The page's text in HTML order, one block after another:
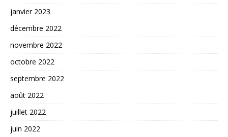
janvier 2023
décembre 2022
novembre 2022
octobre 2022
septembre 2022
août 2022
juillet 2022
juin 2022